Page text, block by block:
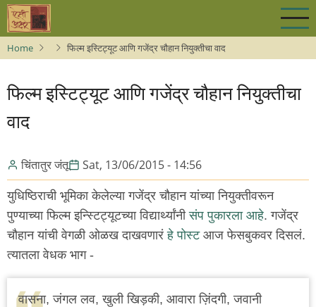
Skip
main
content
Home फिल्म इस्टिट्यूट आणि गजेंद्र चौहान नियुक्तीचा वाद
फिल्म इस्टिट्यूट आणि गजेंद्र चौहान नियुक्तीचा
वाद
चिंतातुर जंतू Sat, 13/06/2015 - 14:56
युधिष्ठिराची भूमिका केलेल्या गजेंद्र चौहान यांच्या नियुक्तीवरून
पुण्याच्या फिल्म इन्स्टिट्यूटच्या विद्यार्थ्यांनीसंप पुकारला आहे. गजेंद्र
चौहान यांची वेगळी ओळख दाखवणारंहे पोस्टआज फेसबुकवर दिसलं.
त्यातला वेधक भाग -
वासना, जंगल लव, खुली खिड़की, आवारा ज़िंदगी, जवानी